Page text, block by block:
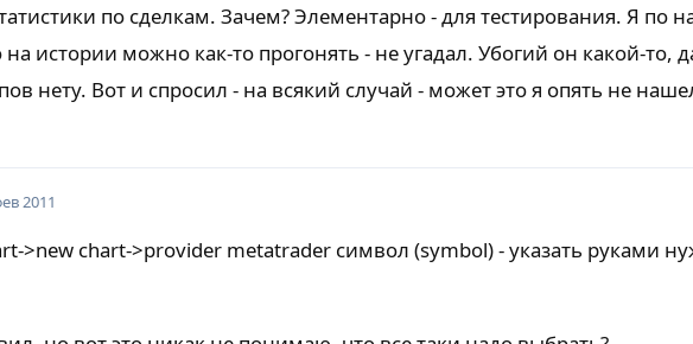
по сделкам. Зачем? Элементарно - для тестирования. Я по
истории можно как-то прогонять - не угадал. Убогий он какой-то,
нету. Вот и спросил - на всякий случай - может это я опять не
2011
>new chart->provider metatrader символ (symbol) - указать руками